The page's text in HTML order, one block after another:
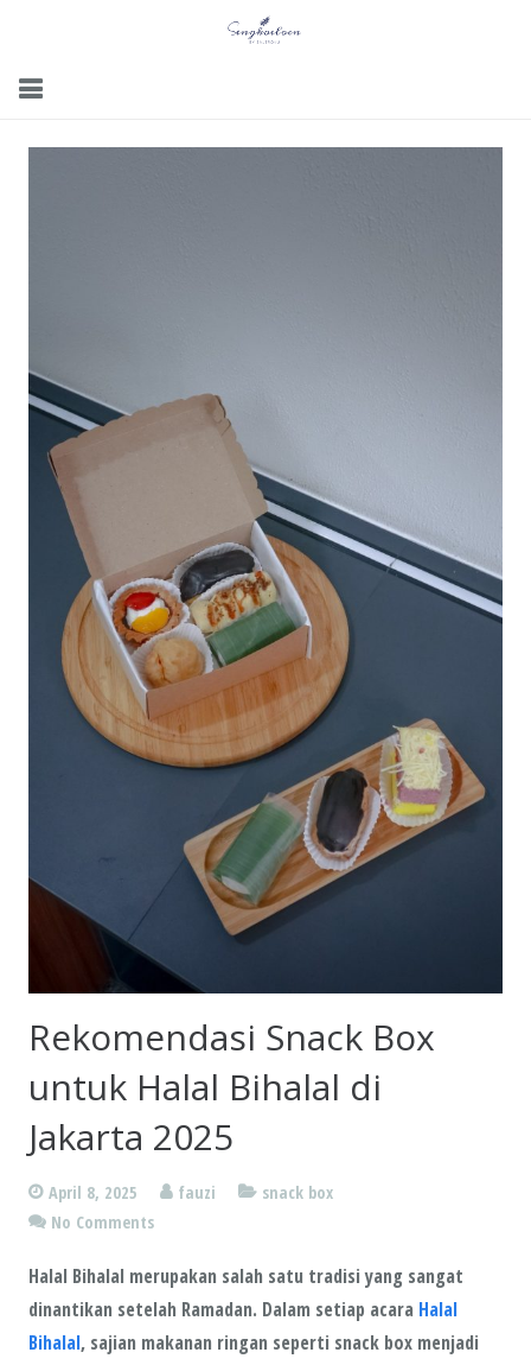
Menu
Career
Rekomendasi Snack Box
untuk Halal Bihalal di
Jakarta 2025
April 8, 2025 fauzi
snack box
No Comments
Halal Bihalal merupakan salah satu tradisi yang sangat
dinantikan setelah Ramadan. Dalam setiap acara Halal
Bihalal, sajian makanan ringan seperti snack box menjadi